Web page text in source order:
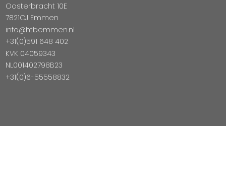
Oosterbracht 10E
7821CJ Emmen
info@htbemmen.nl
+31(0)591 648 402
KVK 04059343
NL001402798B23
+31(0)6-55558832